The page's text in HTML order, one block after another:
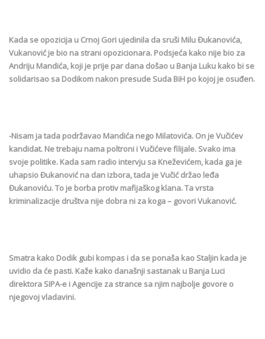
Kada se opozicija u Crnoj Gori ujedinila da sruši Milu Đukanovića,
Vukanović je bio na strani opozicionara. Podsjeća kako nije bio za
Andriju Mandića, koji je prije par dana došao u Banja Luku kako bi se
solidarisao sa Dodikom nakon presude Suda BiH po kojoj je osuđen.
-Nisam ja tada podržavao Mandića nego Milatovića. On je Vučićev
kandidat. Ne trebaju nama poltroni i Vučićeve filijale. Svako ima
svoje politike. Kada sam radio intervju sa Kneževićem, kada ga je
uhapsio Đukanović na dan izbora, tada je Vučić držao leđa
Đukanoviću. To je borba protiv mafijaškog klana. Ta vrsta
kriminalizacije društva nije dobra ni za koga – govori Vukanović.
Smatra kako Dodik gubi kompas i da se ponaša kao Staljin kada je
uvidio da će pasti. Kaže kako današnji sastanak u Banja Luci
direktora SIPA-e i Agencije za strance sa njim najbolje govore o
njegovoj vladavini.